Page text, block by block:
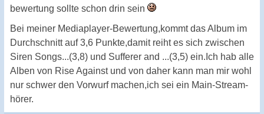
bewertung sollte schon drin sein
Bei meiner Mediaplayer-Bewertung,kommt das Album im
Durchschnitt auf 3,6 Punkte,damit reiht es sich zwischen
Siren Songs...(3,8) und Sufferer and ...(3,5) ein.Ich hab alle
Alben von Rise Against und von daher kann man mir wohl
nur schwer den Vorwurf machen,ich sei ein Main-Stream-
hörer.